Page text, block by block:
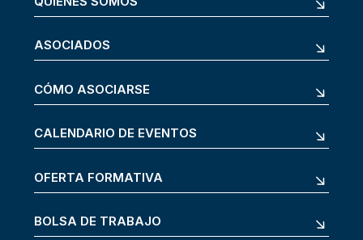
ASOCIADOS
CÓMO ASOCIARSE
CALENDARIO DE EVENTOS
OFERTA FORMATIVA
BOLSA DE TRABAJO